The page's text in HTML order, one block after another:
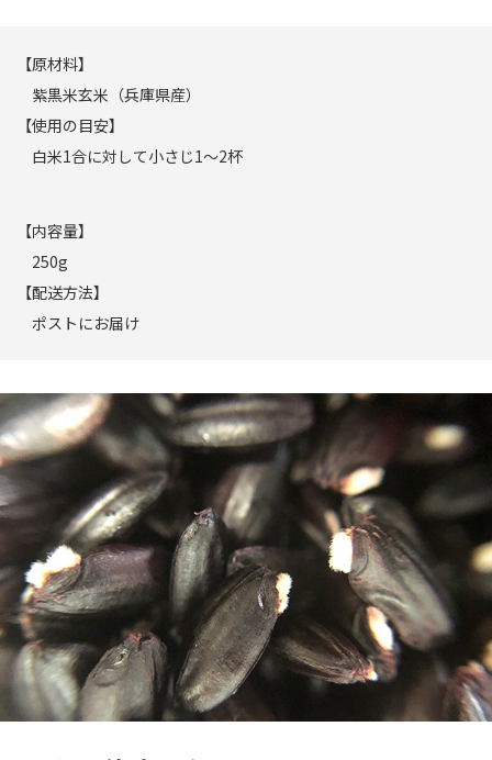
目のご連絡をお願いいたします。
ページ下部のお問い合わせより、お電話またはメールにてご
連絡ください。
【原材料】
紫黒米玄米（兵庫県産）
【使用の目安】
白米1合に対して小さじ1〜2杯
【内容量】
250g
【配送方法】
ポストにお届け